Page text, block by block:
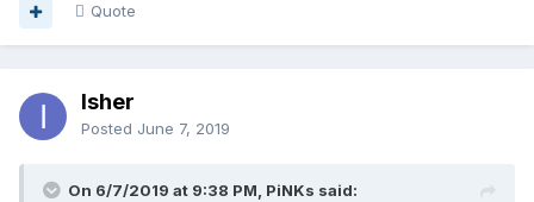
Quote
Isher
Posted June 7, 2019
On 6/7/2019 at 9:38 PM, PiNKs said: